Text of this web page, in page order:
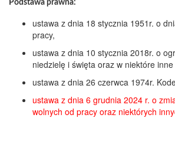
Podstawa prawna:
ustawa z dnia 18 stycznia 1951r. o
pracy,
ustawa z dnia 10 stycznia 2018r. o
niedzielę i święta oraz w niektóre inne
ustawa z dnia 26 czerwca 1974r.
ustawa z dnia 6 grudnia 2024 r. o
wolnych od pracy oraz niektórych